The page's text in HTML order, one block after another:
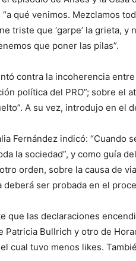
qué venimos. Mezclamos
triste que ‘garpe’ la grieta, y
que poner las pilas”.
contra la incoherencia
política del PRO”; sobre el
A su vez, introdujo en el
Fernández indicó: “Cuando
la sociedad”, y como guía
orden, sobre la causa de
ser probada en el
que las declaraciones
Patricia Bullrich y otro de
cual tuvo menos likes.